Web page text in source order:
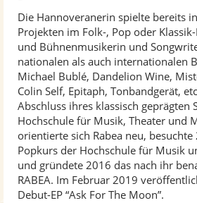
Die Hannoveranerin spielte bereits
Projekten im Folk-, Pop oder
und Bühnenmusikerin und
nationalen als auch internationalen
Michael Bublé, Dandelion Wine,
Colin Self, Epitaph, Tonbandgerät,
Abschluss ihres klassisch geprägten
Hochschule für Musik, Theater und
orientierte sich Rabea neu,
Popkurs der Hochschule für Musik
und gründete 2016 das nach ihr
RABEA. Im Februar 2019
Debut-EP “Ask For The Moon”.